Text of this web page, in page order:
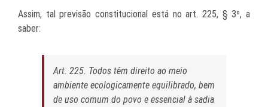
Assim, tal previsão constitucional está no art. 225, § 3º, a
saber:
Art. 225. Todos têm direito ao meio
ambiente ecologicamente equilibrado, bem
de uso comum do povo e essencial à sadia